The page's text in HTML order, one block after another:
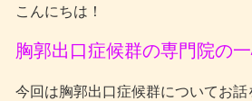
こんにちは！
胸郭出口症候群の専門院の
今回は胸郭出口症候群についてお話